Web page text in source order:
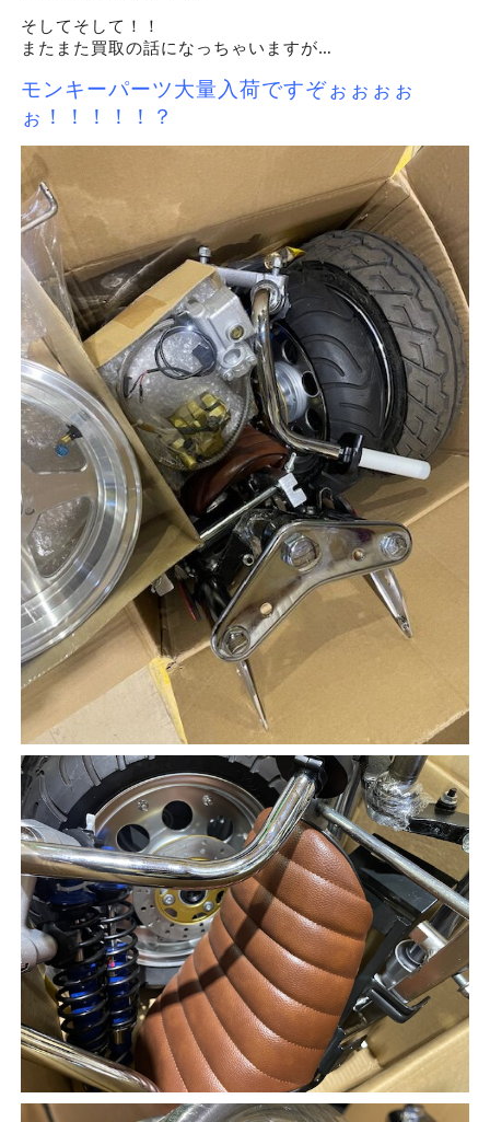
そしてそして！！
またまた買取の話になっちゃいますが…
モンキーパーツ大量入荷ですぞぉぉぉぉ
ぉ！！！！！？